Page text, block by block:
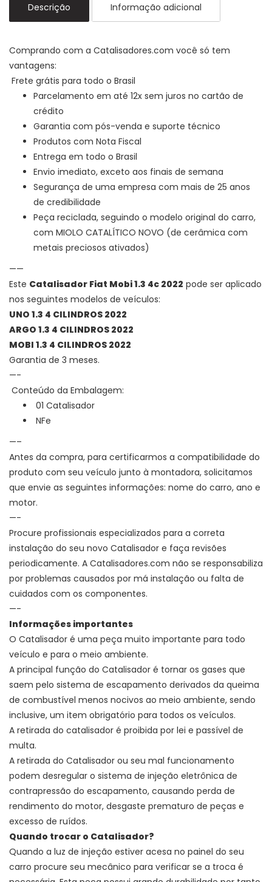
Descrição Informação adicional
Comprando com a Catalisadores.com você só tem
vantagens:
Frete grátis para todo o Brasil
Parcelamento em até 12x sem juros no cartão de
crédito
Garantia com pós-venda e suporte técnico
Produtos com Nota Fiscal
Entrega em todo o Brasil
Envio imediato, exceto aos finais de semana
Segurança de uma empresa com mais de 25 anos
de credibilidade
Peça reciclada, seguindo o modelo original do carro,
com MIOLO CATALÍTICO NOVO (de cerâmica com
metais preciosos ativados)
——
Este Catalisador Fiat Mobi 1.3 4c 2022 pode ser aplicado
nos seguintes modelos de veículos:
UNO 1.3 4 CILINDROS 2022
ARGO 1.3 4 CILINDROS 2022
MOBI 1.3 4 CILINDROS 2022
Garantia de 3 meses.
—-
Conteúdo da Embalagem:
01 Catalisador
NFe
—–
Antes da compra, para certificarmos a compatibilidade do
produto com seu veículo junto à montadora, solicitamos
que envie as seguintes informações: nome do carro, ano e
motor.
—-
Procure profissionais especializados para a correta
instalação do seu novo Catalisador e faça revisões
periodicamente. A Catalisadores.com não se responsabiliza
por problemas causados por má instalação ou falta de
cuidados com os componentes.
—-
Informações importantes
O Catalisador é uma peça muito importante para todo
veículo e para o meio ambiente.
A principal função do Catalisador é tornar os gases que
saem pelo sistema de escapamento derivados da queima
de combustível menos nocivos ao meio ambiente, sendo
inclusive, um item obrigatório para todos os veículos.
A retirada do catalisador é proibida por lei e passível de
multa.
A retirada do Catalisador ou seu mal funcionamento
podem desregular o sistema de injeção eletrônica de
contrapressão do escapamento, causando perda de
rendimento do motor, desgaste prematuro de peças e
excesso de ruídos.
Quando trocar o Catalisador?
Quando a luz de injeção estiver acesa no painel do seu
carro procure seu mecânico para verificar se a troca é